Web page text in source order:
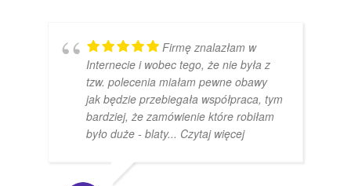
Firmę znalazłam w
Internecie i wobec tego, że nie była z
tzw. polecenia miałam pewne obawy
jak będzie przebiegała współpraca, tym
bardziej, że zamówienie które robiłam
było duże - blaty... Czytaj więcej